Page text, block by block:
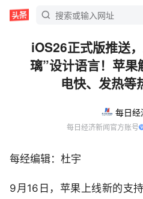
iOS26正式版推送
璃”设计语言！苹
电快、发热等
每日经
每日经济新闻官方账号
每经编辑：杜宇
9月16日，苹果上线新的支